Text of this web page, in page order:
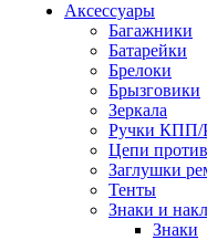
Аксессуары
Багажники
Батарейки
Брелоки
Брызговики
Зеркала
Ручки КПП/
Цепи
Заглушки
Тенты
Знаки и
Знаки